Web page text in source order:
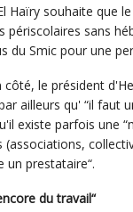
Haïry souhaite que
périscolaires sans
du Smic pour une
côté, le président
ailleurs qu' “il faut
existe parfois une
(associations,
un prestataire“.
du travail“